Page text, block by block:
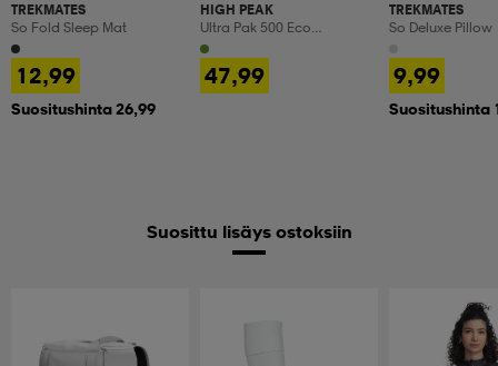
TREKMATES
So Fold Sleep Mat
12,99
Suositushinta 26,99
HIGH PEAK
Ultra Pak 500 Eco
Sleepingbag
47,99
TREKMATES
So Deluxe Pillow
9,99
Suositushinta
Suosittu lisäys ostoksiin